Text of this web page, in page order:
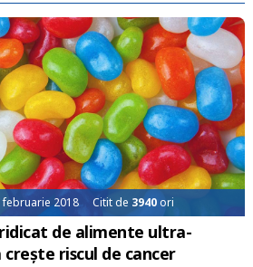
februarie 2018 Citit de 3940ori
ridicat de alimente ultra-
riscul de cancer